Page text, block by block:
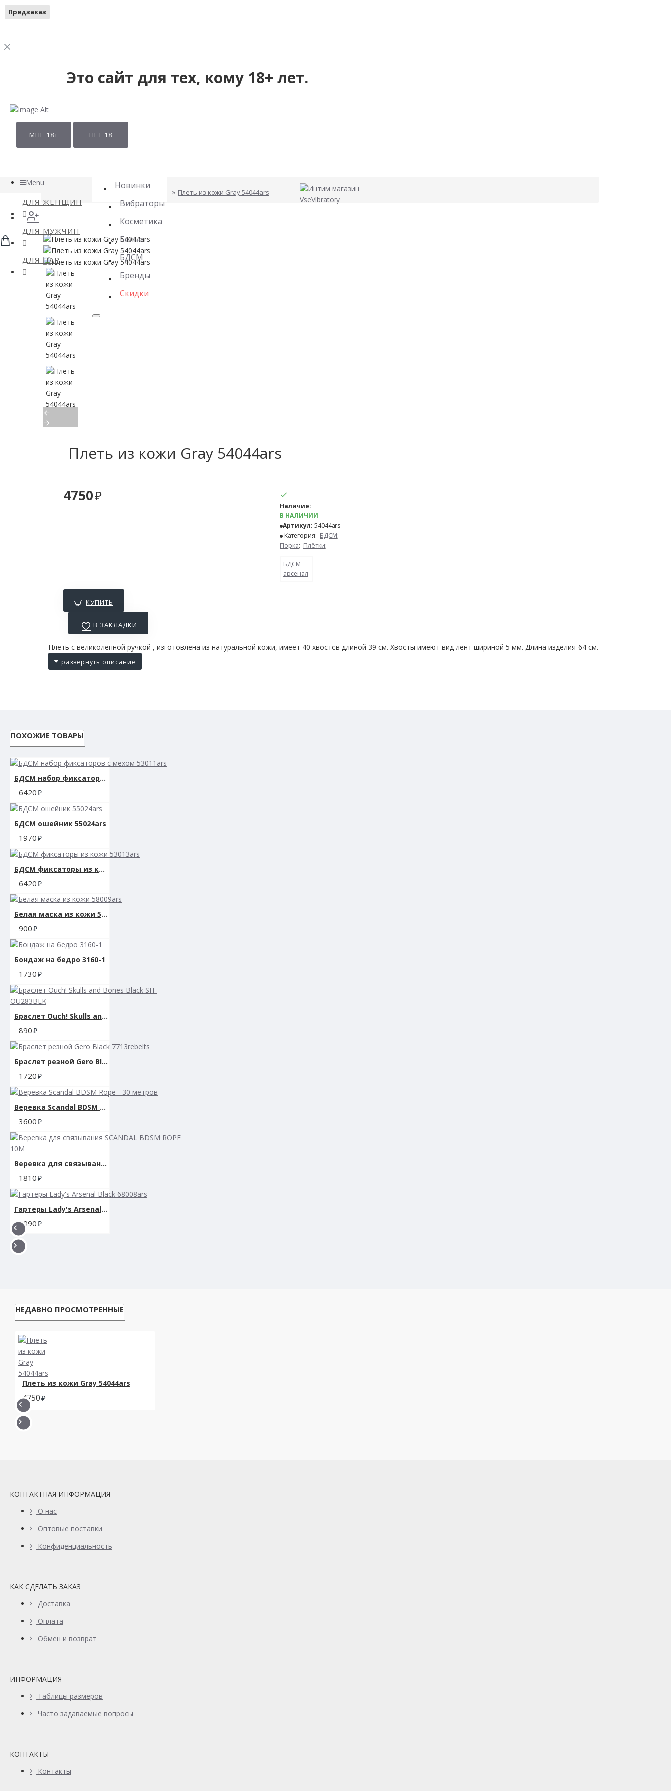
Это сайт для тех, кому 18+ лет.
МНЕ 18+ НЕТ 18
Menu
ДЛЯ ЖЕНЩИН
ДЛЯ МУЖЧИН
ДЛЯ ПАР
Новинки
Вибраторы
Косметика
Белье
БДСМ
Бренды
Скидки
Плеть из кожи Gray 54044ars
Плеть из кожи Gray 54044ars
4750
Наличие:
В НАЛИЧИИ
Артикул: 54044ars
Категория: БДСМ;
Порка; Плётки;
БДСМ
арсенал
КУПИТЬ
В ЗАКЛАДКИ
Плеть с великолепной ручкой , изготовлена из натуральной кожи, имеет 40 хвостов длиной 39 см. Хвосты имеют вид лент шириной 5 мм. Длина изделия-64 см.
ПОХОЖИЕ ТОВАРЫ
БДСМ набор фиксаторов с мехом 53011ars
6420
БДСМ ошейник 55024ars
1970
БДСМ фиксаторы из кожи 53013ars
6420
Белая маска из кожи 58009ars
900
Бондаж на бедро 3160-1
1730
Предзаказ
Браслет Ouch! Skulls and Bones Black SH-OU283BLK
890
Браслет резной Gero Black 7713rebelts
1720
Веревка Scandal BDSM Rope - 30 метров
3600
Веревка для связывания SCANDAL BDSM ROPE 10M
1810
Гартеры Lady's Arsenal Black 68008ars
3090
НЕДАВНО ПРОСМОТРЕННЫЕ
Плеть из кожи Gray 54044ars
4750
КОНТАКТНАЯ ИНФОРМАЦИЯ
О нас
Оптовые поставки
Конфиденциальность
КАК СДЕЛАТЬ ЗАКАЗ
Доставка
Оплата
Обмен и возврат
ИНФОРМАЦИЯ
Таблицы размеров
Часто задаваемые вопросы
КОНТАКТЫ
Контакты